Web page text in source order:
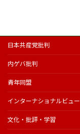
日本共産党批判
内ゲバ批判
青年同盟
インターナショナルビュー
文化・批評・学習